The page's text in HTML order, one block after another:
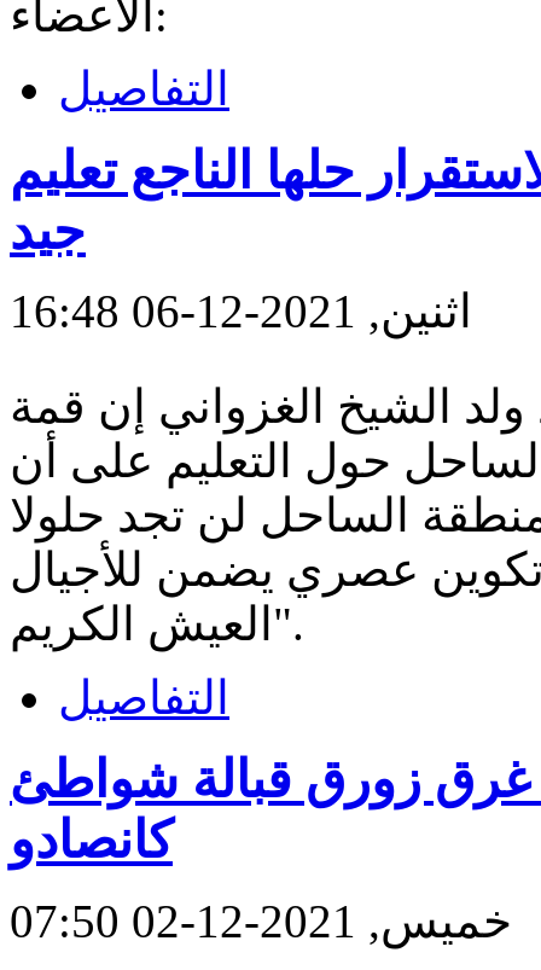
الأعضاء:
التفاصيل
حلها الناجع تعليم
جيد
اثنين, 2021-12-06 16:48
الشيخ الغزواني إن قمة
حول التعليم على أن
الساحل لن تجد حلولا
وتكوين عصري يضمن للأجيال
العيش الكريم".
التفاصيل
بحارة في غرق زورق قبالة شواطئ
كانصادو
خميس, 2021-12-02 07:50